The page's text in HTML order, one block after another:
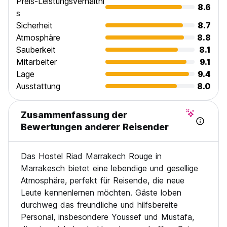
s
8.6
Sicherheit
8.7
Atmosphäre
8.8
Sauberkeit
8.1
Mitarbeiter
9.1
Lage
9.4
Ausstattung
8.0
Zusammenfassung der
Bewertungen anderer Reisender
Das Hostel Riad Marrakech Rouge in
Marrakesch bietet eine lebendige und gesellige
Atmosphäre, perfekt für Reisende, die neue
Leute kennenlernen möchten. Gäste loben
durchweg das freundliche und hilfsbereite
Personal, insbesondere Youssef und Mustafa,